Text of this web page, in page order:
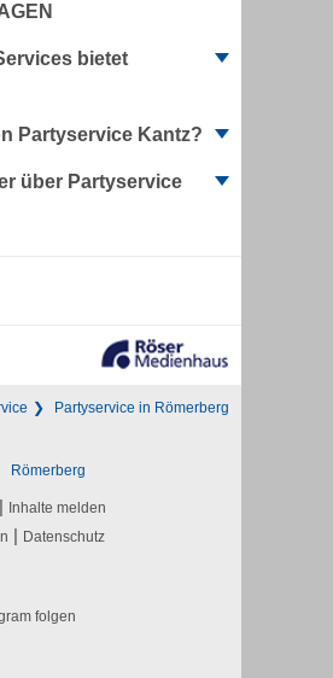
bietet
Partyservice Kantz?
über Partyservice
Partyservice in Römerberg
Römerberg
| Inhalte melden
| Datenschutz
folgen